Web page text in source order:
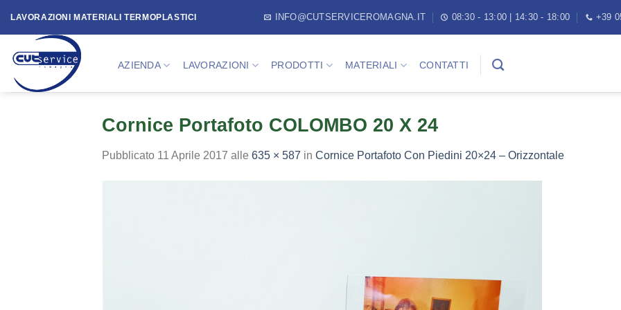
LAVORAZIONI MATERIALI TERMOPLASTICI INFO@CUTSERVICEROMAGNA.IT 08:30 - 13:00 | 14:30 - 18:00 +39
AZIENDA LAVORAZIONI PRODOTTI MATERIALI CONTATTI
Cornice Portafoto COLOMBO 20 X 24
Pubblicato 11 Aprile 2017 alle 635 × 587 in Cornice Portafoto Con Piedini 20×24 – Orizzontale